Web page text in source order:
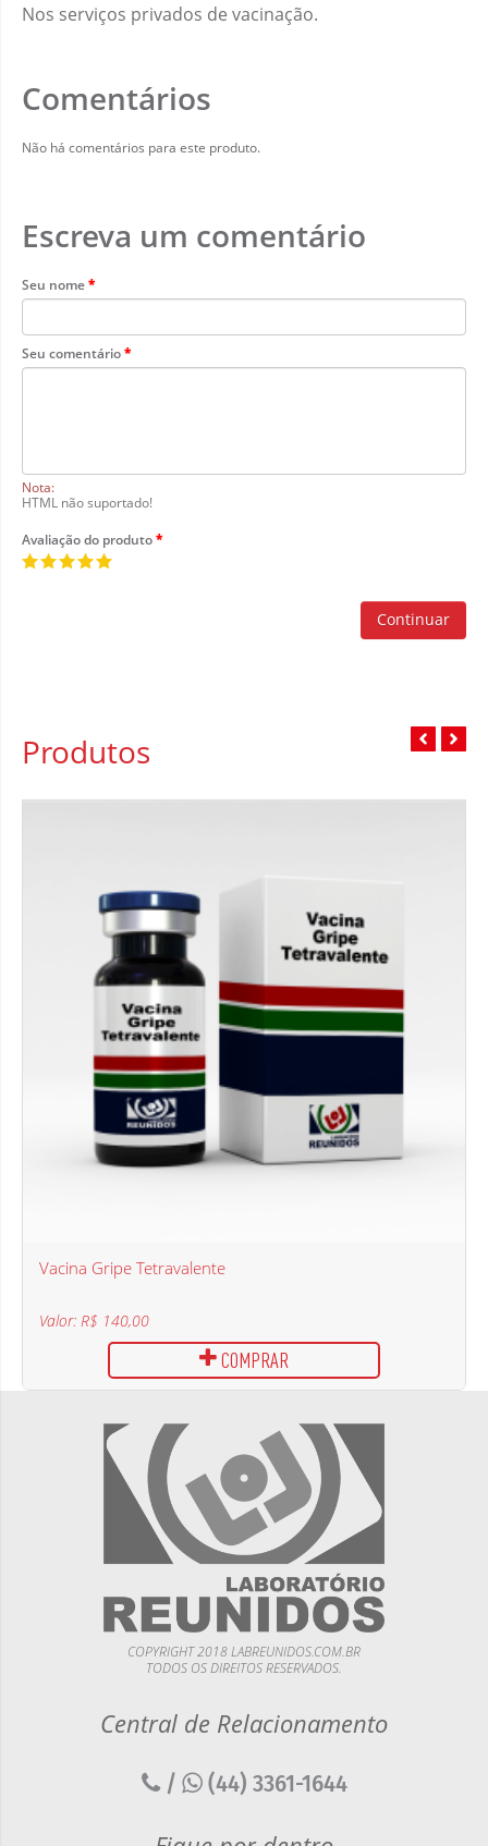
Nos serviços privados de vacinação.
Comentários
Não há comentários para este produto.
Escreva um comentário
Seu nome
Seu comentário
Nota:
HTML não suportado!
Avaliação do produto
Continuar
Produtos
Vacina Gripe Tetravalente
Valor: R$ 140,00
COMPRAR
COPYRIGHT 2018 LABREUNIDOS.COM.BR
TODOS OS DIREITOS RESERVADOS.
Central de Relacionamento
/ (44) 3361-1644